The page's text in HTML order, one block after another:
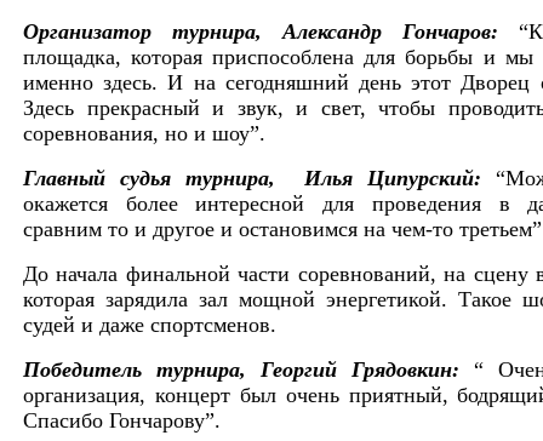
Организатор турнира, Александр Гончаров:
площадка, которая приспособлена для борьбы и мы
именно здесь. И на сегодняшний день этот Дворец
Здесь прекрасный и звук, и свет, чтобы
соревнования, но и шоу”.
Главный судья турнира, Илья Ципурский:
окажется более интересной для проведения в
сравним то и другое и остановимся на чем-то
До начала финальной части соревнований, на сцену
которая зарядила зал мощной энергетикой. Такое
судей и даже спортсменов.
Победитель турнира, Георгий Грядовкин: “
организация, концерт был очень приятный,
Спасибо Гончарову”.